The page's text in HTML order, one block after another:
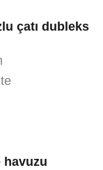
çatı dubleks
havuzu